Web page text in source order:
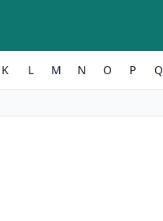
K L M N O P Q